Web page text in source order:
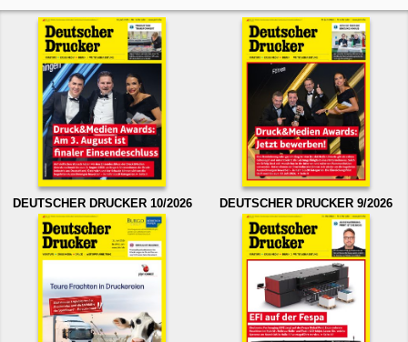
DEUTSCHER DRUCKER 10/2026 DEUTSCHER DRUCKER 9/2026